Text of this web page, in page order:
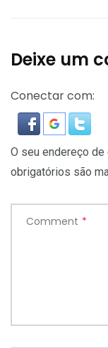
Deixe um
Conectar com:
O seu endereço
obrigatórios são
Comment *